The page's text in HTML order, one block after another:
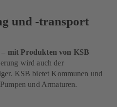
und -transport
mit Produkten von KSB
wird auch der
KSB bietet Kommunen und
und Armaturen.